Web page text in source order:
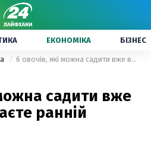
ЕКОНОМІКА БІЗНЕС
6 овочів, які можна садити вже в січні: отримаєте ранній урожай
садити вже
ранній